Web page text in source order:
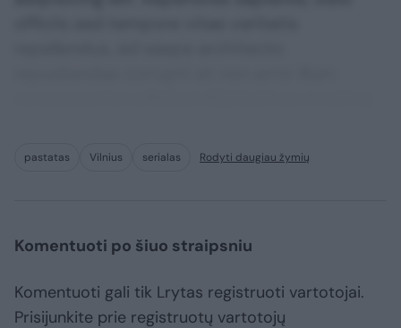
pastatas Vilnius serialas Rodyti daugiau žymių
Komentuoti po šiuo straipsniu
Komentuoti gali tik Lrytas registruoti vartotojai.
Prisijunkite prie registruotų vartotojų